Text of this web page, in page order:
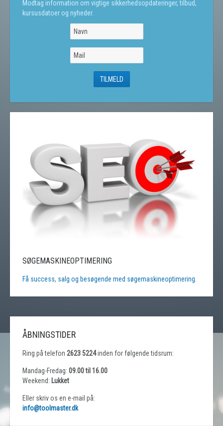
Modtag information om vigtige sikkerhedsopdateringer, tilbud,
kursusdatoer og nyheder.
SØGEMASKINEOPTIMERING
Få success, salg og besøgende med søgemaskineoptimering.
ÅBNINGSTIDER
Ring på telefon 2623 5224inden for følgende tidsrum:
Mandag-Fredag: 09.00 til 16.00
Weekend: Lukket
Eller skriv os en e-mail på:
info@toolmaster.dk